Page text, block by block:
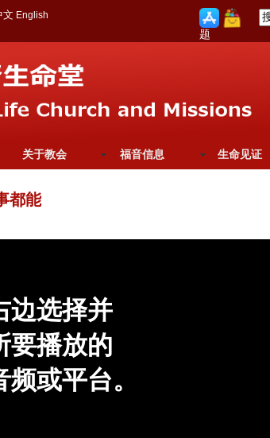
文 English
题
关于教会 福音信息 生命见证
都能